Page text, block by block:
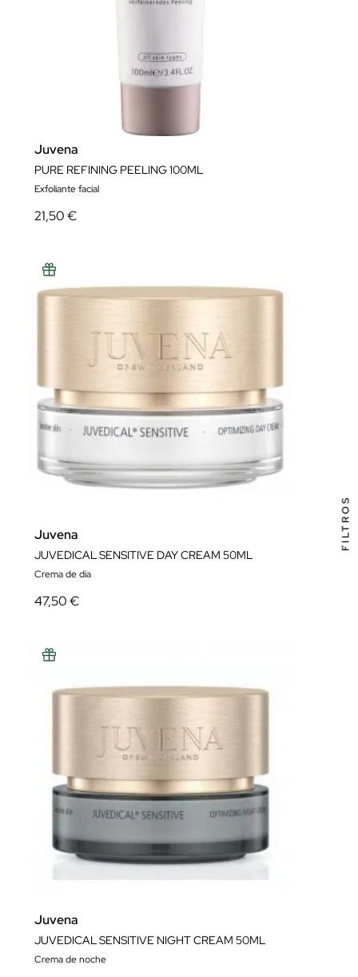
Juvena
PURE REFINING PEELING 100ML
Exfoliante facial
21,50 €
Juvena
JUVEDICAL SENSITIVE DAY CREAM 50ML
Crema de día
47,50 €
Juvena
JUVEDICAL SENSITIVE NIGHT CREAM 50ML
Crema de noche
FILTROS